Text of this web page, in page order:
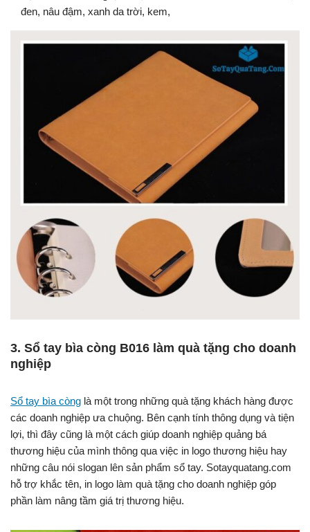
đen, nâu đậm, xanh da trời, kem,
3. Sổ tay bìa còng B016 làm quà tặng cho doanh
nghiệp
Sổ tay bìa còng là một trong những quà tặng khách hàng được
các doanh nghiệp ưa chuộng. Bên cạnh tính thông dụng và tiện
lợi, thì đây cũng là một cách giúp doanh nghiệp quảng bá
thương hiệu của mình thông qua việc in logo thương hiệu hay
những câu nói slogan lên sản phẩm sổ tay. Sotayquatang.com
hỗ trợ khắc tên, in logo làm quà tặng cho doanh nghiệp góp
phần làm nâng tầm giá trị thương hiệu.